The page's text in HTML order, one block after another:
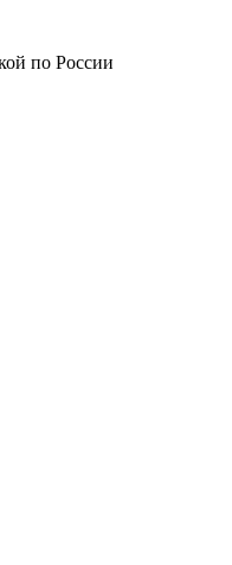
по России